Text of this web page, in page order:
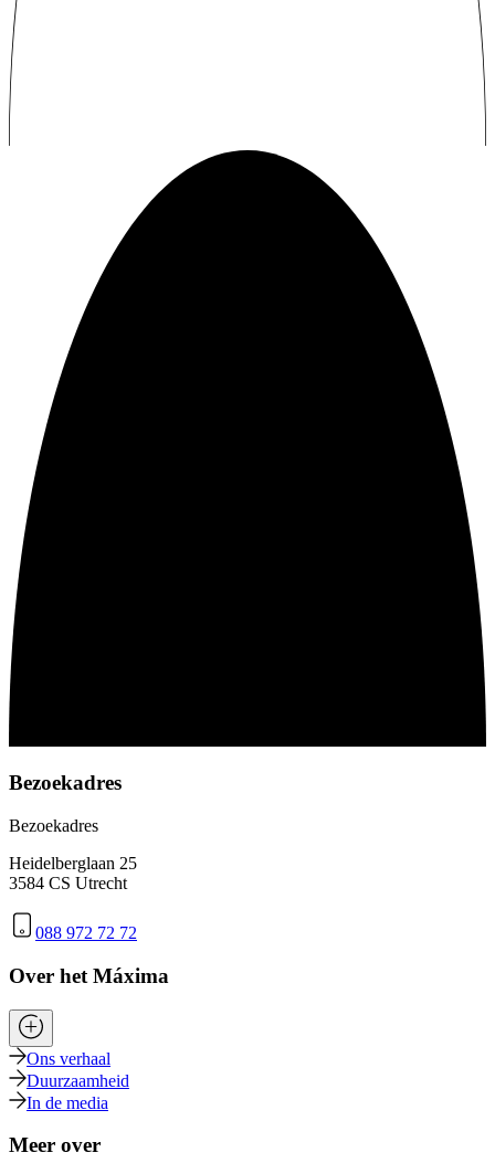
Bezoekadres
Bezoekadres
Heidelberglaan 25
3584 CS Utrecht
088 972 72 72
Over het Máxima
Ons verhaal
Duurzaamheid
In de media
Meer over